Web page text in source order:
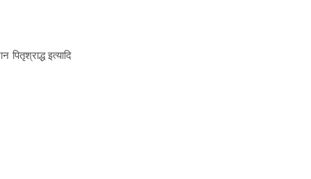
पितृश्राद्ध इत्यादि